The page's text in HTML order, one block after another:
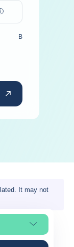
Help
B
It may not